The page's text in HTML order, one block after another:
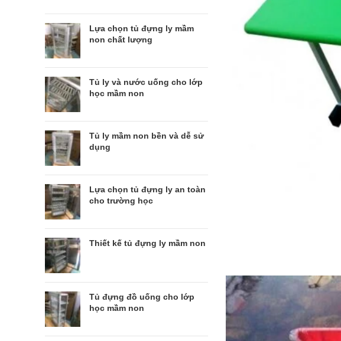
Lựa chọn tủ đựng ly mầm
non chất lượng
Tủ ly và nước uống cho lớp
học mầm non
Tủ ly mầm non bền và dễ sử
dụng
Lựa chọn tủ đựng ly an toàn
cho trường học
Thiết kế tủ đựng ly mầm non
Tủ đựng đồ uống cho lớp
học mầm non